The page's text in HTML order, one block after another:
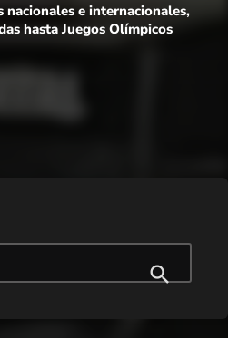
nacionales e internacionales,
hasta Juegos Olímpicos